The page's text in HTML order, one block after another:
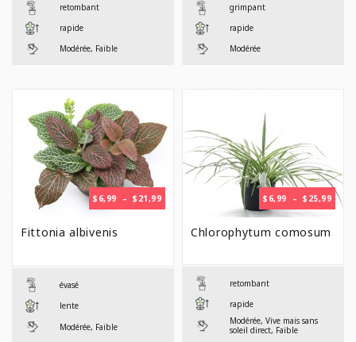
retombant
rapide
Modérée, Faible
grimpant
rapide
Modérée
$ 6,99 – $ 21,99PLAGE
DE
Fittonia albivenis
évasé
lente
Modérée, Faible
$ 6,99 – $ 25,99
DE
Chlorophytum comosum
retombant
rapide
Modérée, Vive mais sans
soleil direct, Faible